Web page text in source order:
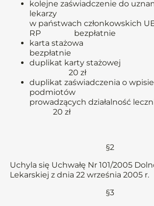
kolejne zaświadczenie do
lekarzy
w państwach członkowskich
RP bezpłatnie
karta
bezpłatnie
duplikat karty
20 zł
duplikat zaświadczenia o
podmiotów
prowadzących
20 zł
§2
Uchyla się Uchwałę Nr 101/2005
Lekarskiej z dnia 22 września 2005 r.
§3